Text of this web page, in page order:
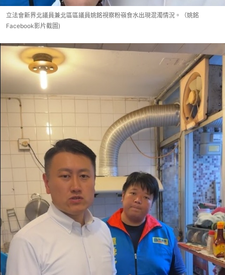
立法會新界北議員兼北區區議員姚銘視察粉嶺食水出現混濁情況。（姚銘
Facebook影片截圖)